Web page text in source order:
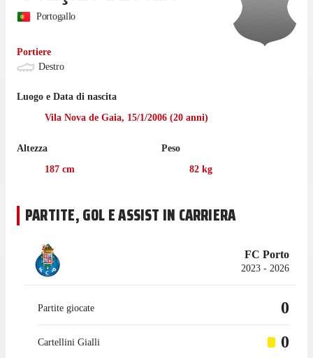
Portogallo
Portiere
Destro
Luogo e Data di nascita
Vila Nova de Gaia, 15/1/2006 (20 anni)
Altezza
187 cm
Peso
82 kg
PARTITE, GOL E ASSIST IN CARRIERA
FC Porto
2023 - 2026
Partite giocate 0
Cartellini Gialli 0